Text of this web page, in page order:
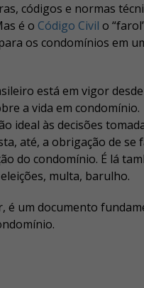
códigos e normas
é o Código Civil o
os condomínios em
está em vigor
a vida em condomínio.
ideal às decisões
até, a obrigação de se
do condomínio. É lá
multa, barulho.
é um documento